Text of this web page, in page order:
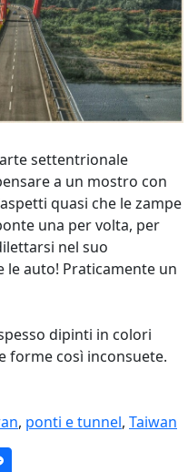
settentrionale
a un mostro con
quasi che le zampe
una per volta, per
nel suo
auto! Praticamente un
dipinti in colori
forme così inconsuete.
, ponti e tunnel, Taiwan